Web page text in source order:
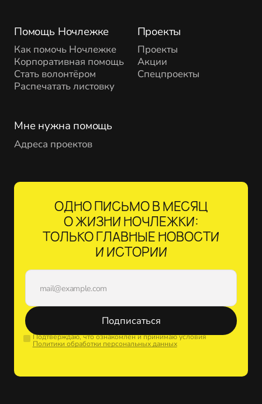
Помощь Ночлежке
Как помочь Ночлежке
Корпоративная помощь
Стать волонтёром
Распечатать листовку
Проекты
Проекты
Акции
Спецпроекты
Мне нужна помощь
Адреса проектов
ОДНО ПИСЬМО В МЕСЯЦ
О ЖИЗНИ НОЧЛЕЖКИ:
ТОЛЬКО ГЛАВНЫЕ НОВОСТИ
И ИСТОРИИ
Подписаться
Подтверждаю, что ознакомлен и принимаю условия
Политики обработки персональных данных